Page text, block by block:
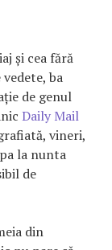
și cea fără
ba
de genul
Daily Mail
vineri,
la nunta
de
din